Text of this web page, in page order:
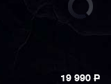
19 990P